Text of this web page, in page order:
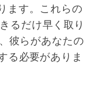
ます。これらの
るだけ早く取り
彼らがあなたの
る必要がありま